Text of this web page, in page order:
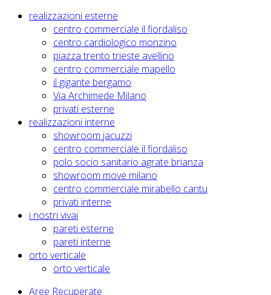
realizzazioni esterne
centro commerciale il fiordaliso
centro cardiologico monzino
piazza trento trieste avellino
centro commerciale mapello
il gigante bergamo
Via Archimede Milano
privati esterne
realizzazioni interne
showroom jacuzzi
centro commerciale il fiordaliso
polo socio sanitario agrate brianza
showroom move milano
centro commerciale mirabello cantu
privati interne
i nostri vivai
pareti esterne
pareti interne
orto verticale
orto verticale
Aree Recuperate